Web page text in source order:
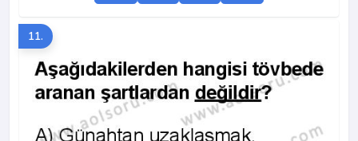
11.